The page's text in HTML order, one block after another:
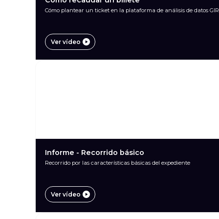
Cómo plantear un ticket en la plataforma de análisis de datos
Ver vídeo
Informe - Recorrido básico
Recorrido por las características básicas del expediente
Ver vídeo